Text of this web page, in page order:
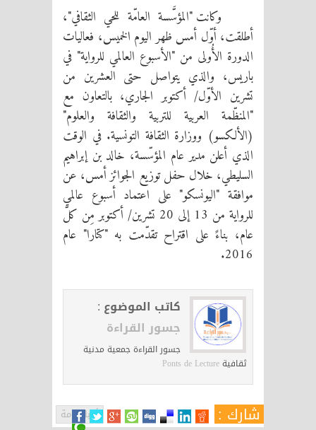
أخبار عامة
وكانت "المؤسَّسة العامّة للحي الثقافي"،
أطلقت، أوّل أمس ظهر اليوم الخميس، فعاليات
الدورة الأُولى من "الأسبوع العالمي للرواية" في
باريس، والذي يتواصل حتى العشرين من
تشرين الأوّل/ أكتوبر الجاري، بالتعاون مع
"المنظّمة العربية للتربية والثقافة والعلوم"
(الألكسو) ووزارة الثقافة التونسية. في الوقت
الذي أعلن مدير عام المؤسّسة، خالد بن إبراهيم
السليطي، خلال حفل توزيع الجوائز أمس، عن
موافقة "اليونسكو" على اعتماد أسبوع عالمي
للرواية من 13 إلى 20 تشرين/ أكتوبر مِن كلّ
عام، بناءً على اقتراح تقدّمت به "كتارا" عام
2016.
كاتب الموضوع :
جسور القراءة
جسور القراءة جمعية مدنية
ثقافيةPonts de Lecture
شارك :